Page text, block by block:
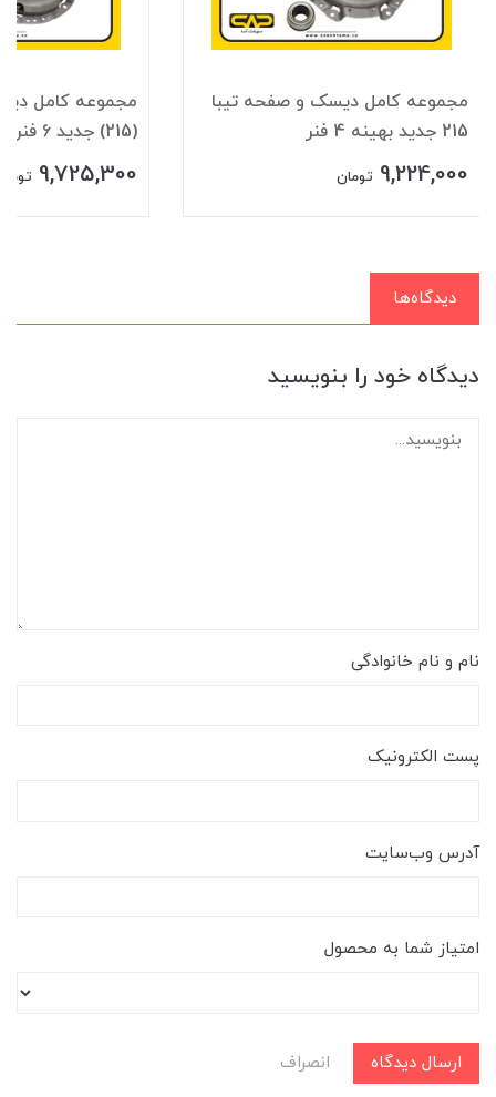
مجموعه کامل ديسک و صفحه تيبا
215 جديد بهينه 4 فنر
9,224,000 تومان
مجموعه کامل
(215) جدید 6 فنر
9,725,300
دیدگاه‌ها
دیدگاه خود را بنویسید
نام و نام خانوادگی
پست الکترونیک
آدرس وب‌سایت
امتیاز شما به محصول
ارسال دیدگاه انصراف